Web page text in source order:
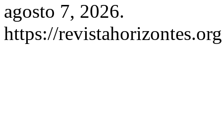
agosto 7, 2026.
https://